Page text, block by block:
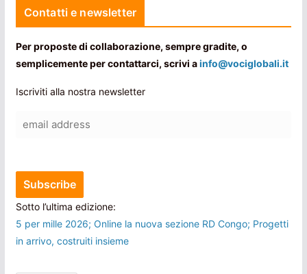
Contatti e newsletter
Per proposte di collaborazione, sempre gradite, o
semplicemente per contattarci, scrivi ainfo@vociglobali.it
Iscriviti alla nostra newsletter
Sotto l’ultima edizione:
5 per mille 2026; Online la nuova sezione RD Congo; Progetti
in arrivo, costruiti insieme